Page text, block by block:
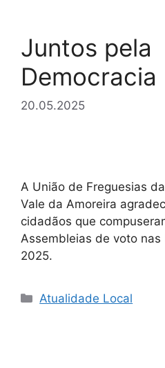
Juntos pela
Democracia
20.05.2025
A União de Freguesias
Vale da Amoreira
cidadãos que
Assembleias de voto nas
2025.
Categorias
Atualidade Local